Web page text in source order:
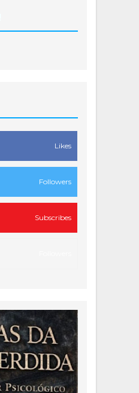
Likes
Followers
Subscribes